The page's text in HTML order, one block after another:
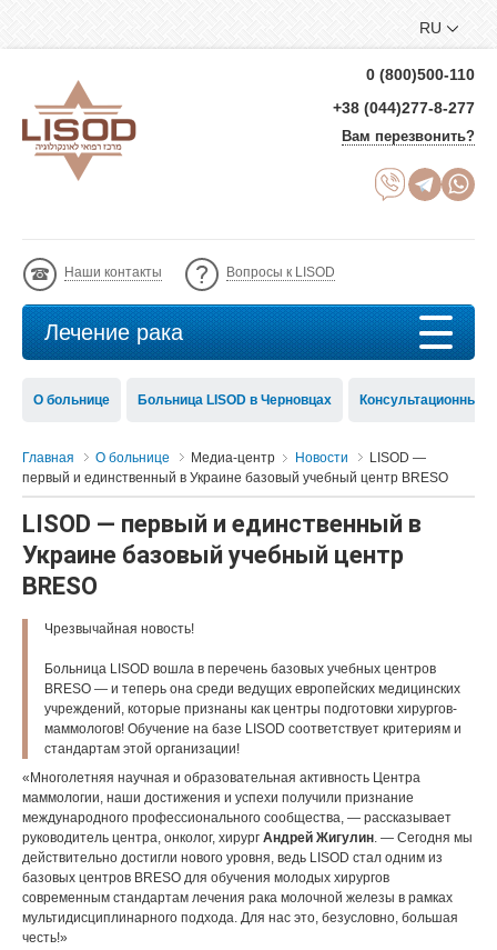
RU
0 (800)500-110
+38 (044)277-8-277
Вам перезвонить?
Наши контакты Вопросы к LISOD
Лечение рака
О больнице Больница LISOD в Черновцах Консультационный
Главная О больнице Медиа-центр Новости
LISOD —
первый и единственный в Украине базовый учебный центр BRESO
LISOD — первый и единственный в
Украине базовый учебный центр
BRESO
Чрезвычайная новость!
Больница LISOD вошла в перечень базовых учебных центров
BRESO — и теперь она среди ведущих европейских медицинских
учреждений, которые признаны как центры подготовки хирургов-
маммологов! Обучение на базе LISOD соответствует критериям и
стандартам этой организации!
«Многолетняя научная и образовательная активность Центра
маммологии, наши достижения и успехи получили признание
международного профессионального сообщества, — рассказывает
руководитель центра, онколог, хирург Андрей Жигулин. — Сегодня мы
действительно достигли нового уровня, ведь LISOD стал одним из
базовых центров BRESO для обучения молодых хирургов
современным стандартам лечения рака молочной железы в рамках
мультидисциплинарного подхода. Для нас это, безусловно, большая
честь!»